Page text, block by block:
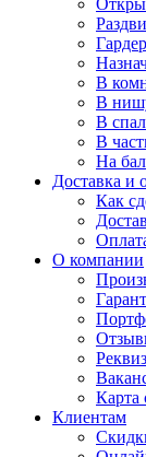
В
В
В
В
На
Доставка и
Как
О компании
Карта
Клиентам